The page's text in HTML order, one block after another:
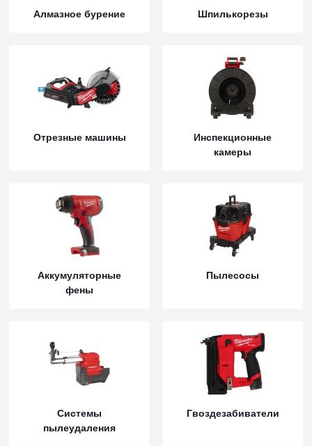
Алмазное бурение Шпилькорезы
Отрезные машины
Инспекционные
камеры
Аккумуляторные
фены
Пылесосы
Системы
пылеудаления
Гвоздезабиватели